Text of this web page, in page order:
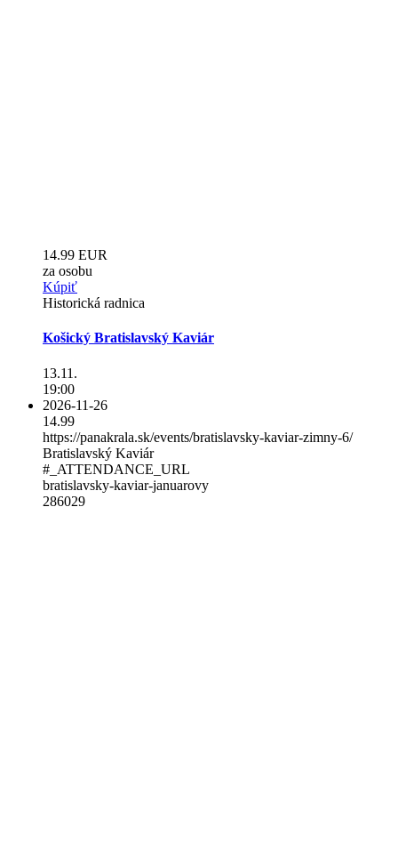
14.99 EUR
za osobu
Kúpiť
Historická radnica
Košický Bratislavský Kaviár
13.11.
19:00
2026-11-26
14.99
https://panakrala.sk/events/bratislavsky-kaviar-zimny-6/
Bratislavský Kaviár
#_ATTENDANCE_URL
bratislavsky-kaviar-januarovy
286029